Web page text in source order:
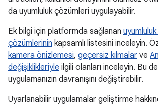
da uyumluluk çözümleri uygulayabilir.
Ek bilgi için platformda sağlanan
çözümlerinin kapsamlı listesini inceleyin.
kamera önizlemesi, geçersiz kılmalar ve
değişiklikleriyle ilgili olanları inceleyin. Bu
uygulamanızın davranışını değiştirebilir.
Uyarlanabilir uygulamalar geliştirme